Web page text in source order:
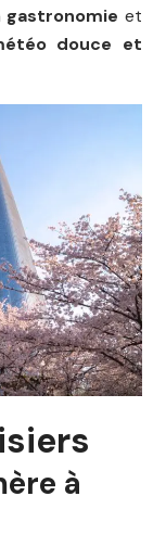
gastronomie et
douce et
à